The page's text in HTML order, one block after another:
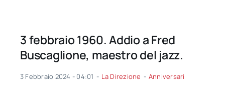
3 febbraio 1960. Addio a Fred
Buscaglione, maestro del jazz.
3 Febbraio 2024 - 04:01 - La Direzione - Anniversari